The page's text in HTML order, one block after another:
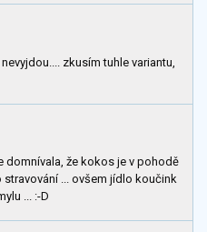
zkusím tuhle variantu,
domnívala, že kokos je v pohodě
... ovšem jídlo koučink
... :-D